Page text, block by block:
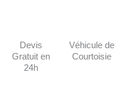
Devis
Gratuit en
24h
Véhicule de
Courtoisie